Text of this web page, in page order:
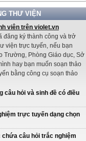
THƯ VIỆN
viên trên violet.vn
đăng ký thành công và trở
viện trực tuyến, nếu bạn
Trường, Phòng Giáo dục, Sở
hay bạn muốn soạn thảo
bằng công cụ soạn thảo
câu hỏi và sinh đề có điều
trực tuyến dạng chọn
chứa câu hỏi trắc nghiệm